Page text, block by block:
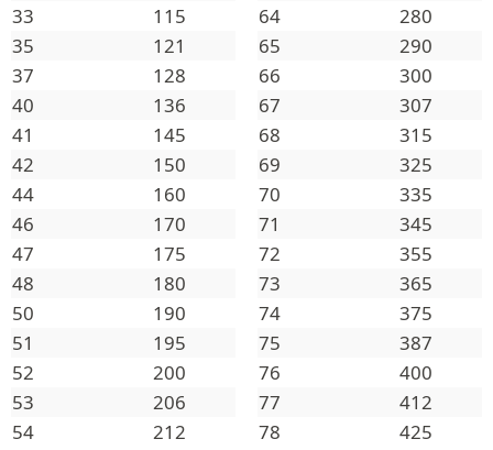
33
115
35
121
37
128
40
136
41
145
42
150
44
160
46
170
47
175
48
180
50
190
51
195
52
200
53
206
54
212
64
280
65
290
66
300
67
307
68
315
69
325
70
335
71
345
72
355
73
365
74
375
75
387
76
400
77
412
78
425